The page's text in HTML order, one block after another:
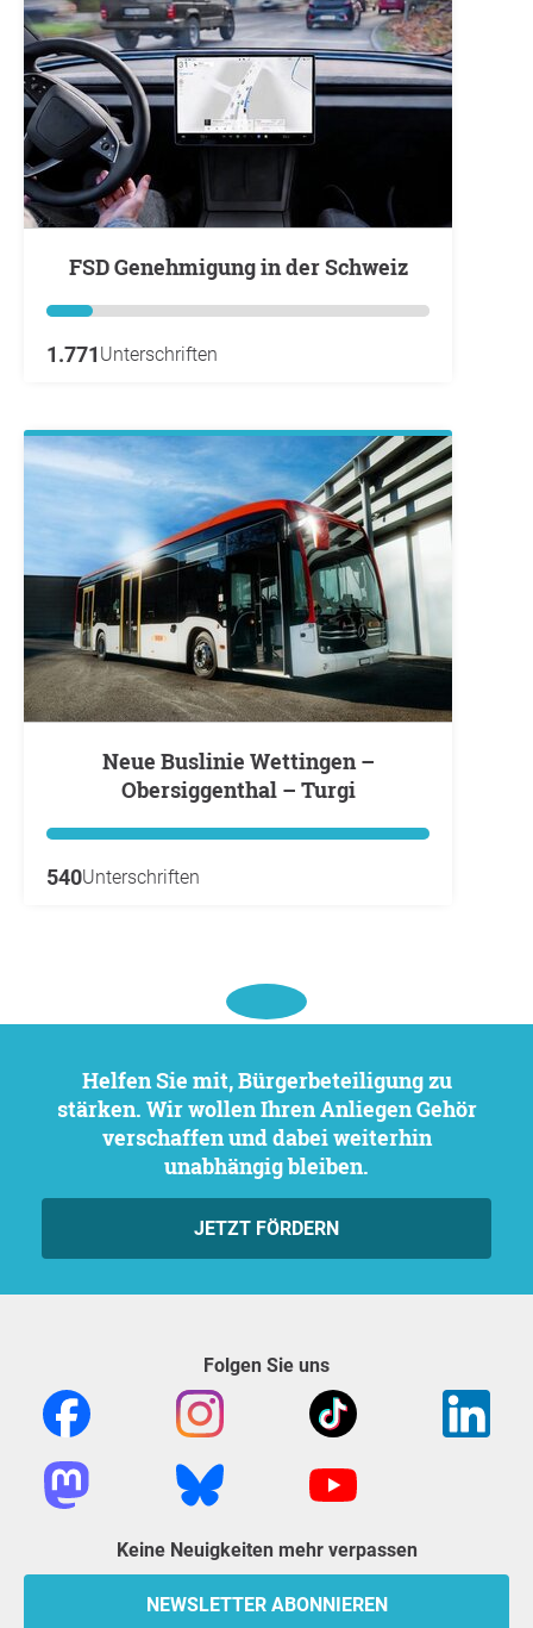
FSD Genehmigung in der Schweiz
1.771 Unterschriften
Neue Buslinie Wettingen –
Obersiggenthal – Turgi
540Unterschriften
Helfen Sie mit, Bürgerbeteiligung zu
stärken. Wir wollen Ihren Anliegen Gehör
verschaffen und dabei weiterhin
unabhängig bleiben.
JETZT FÖRDERN
Folgen Sie uns
Keine Neuigkeiten mehr verpassen
NEWSLETTER ABONNIEREN